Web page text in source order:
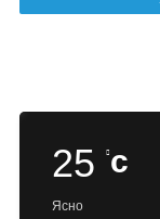
25 c
Ясно